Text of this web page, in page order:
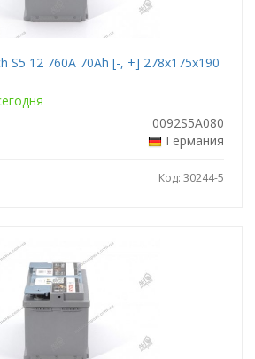
S5 12 760A 70Ah [-, +] 278x175x190
0092S5A080
Германия
Код: 30244-5